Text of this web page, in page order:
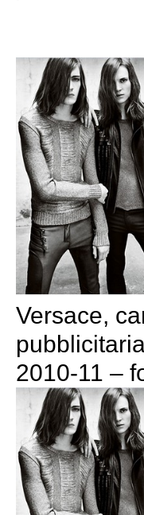
Versace,
2010-11 –